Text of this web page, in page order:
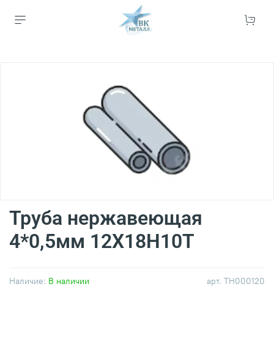
арт. ТН000120
Наличие: В наличии
Труба нержавеющая
4*0,5мм 12Х18Н10Т